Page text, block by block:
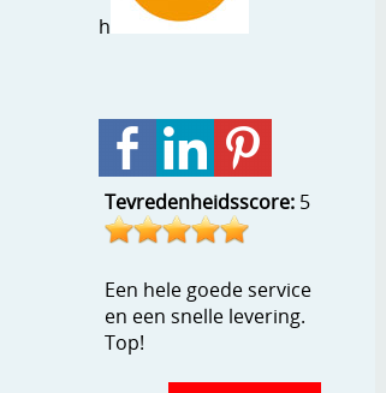
h
Tevredenheidsscore: 5
Een hele goede service
en een snelle levering.
Top!